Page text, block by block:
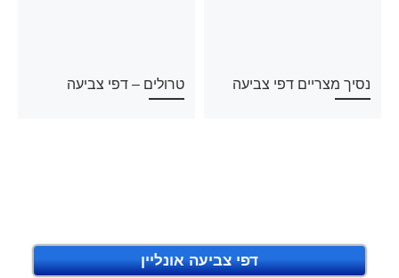
נסיך מצריים דפי צביעה טרולים – דפי צביעה
דפי צביעה אונליין